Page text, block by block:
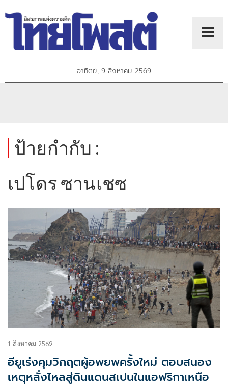
อาทิตย์, 9 สิงหาคม 2569
ป้ายกำกับ :
เปโดร ซานเชซ
1 สิงหาคม 2569
อียูเร่งคุมวิกฤตผู้อพยพครั้งใหม่ ตอบสนอง
เหตุหลั่งไหลสู่ดินแดนสเปนในแอฟริกาเหนือ